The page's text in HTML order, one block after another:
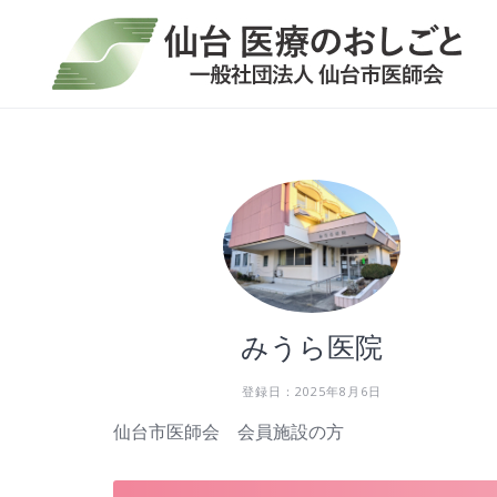
content
みうら医院
登録日：2025年8月6日
仙台市医師会 会員施設の方